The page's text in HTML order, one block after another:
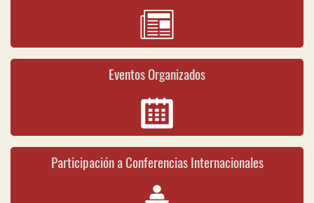
Eventos Organizados
Participación a Conferencias Internacionales